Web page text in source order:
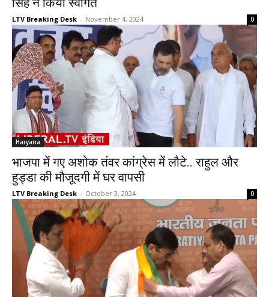
सिंह ने किया स्वागत
LTV Breaking Desk - November 4, 2024 0
Haryana
भाजपा में गए अशोक तंवर कांग्रेस में लौटे.. राहुल और
हुड्डा की मौजूदगी में घर वापसी
LTV Breaking Desk - October 3, 2024 0